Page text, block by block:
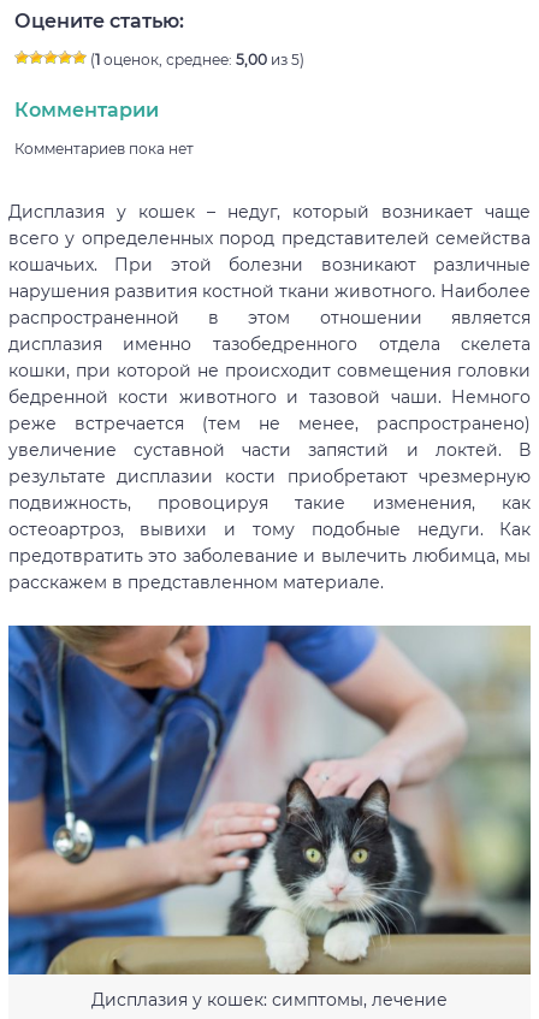
Оцените статью:
(1оценок, среднее: 5,00из 5)
Комментарии
Комментариев пока нет
Дисплазия у кошек – недуг, который возникает чаще
всего у определенных пород представителей семейства
кошачьих. При этой болезни возникают различные
нарушения развития костной ткани животного. Наиболее
распространенной в этом отношении является
дисплазия именно тазобедренного отдела скелета
кошки, при которой не происходит совмещения головки
бедренной кости животного и тазовой чаши. Немного
реже встречается (тем не менее, распространено)
увеличение суставной части запястий и локтей. В
результате дисплазии кости приобретают чрезмерную
подвижность, провоцируя такие изменения, как
остеоартроз, вывихи и тому подобные недуги. Как
предотвратить это заболевание и вылечить любимца, мы
расскажем в представленном материале.
Дисплазия у кошек: симптомы, лечение